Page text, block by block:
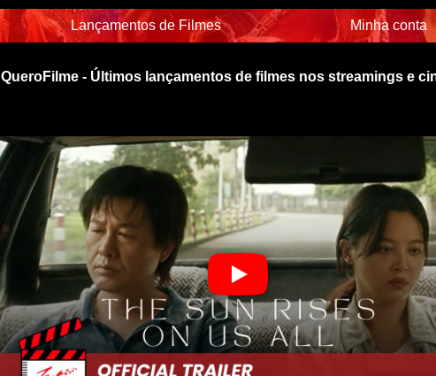
Lançamentos de Filmes Minha conta
QueroFilme - Últimos lançamentos de filmes nos streamings e